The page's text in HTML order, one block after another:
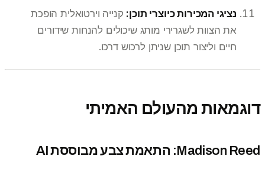
נציגי המכירות כיוצרי תוכן: קנייה וירטואלית הופכת
את הצוות לשגרירי מותג שיכולים להנחות שידורים
חיים וליצור תוכן שניתן לרכוש דרכו.
דוגמאות מהעולם האמיתי
Madison Reed: התאמת צבע מבוססת AI